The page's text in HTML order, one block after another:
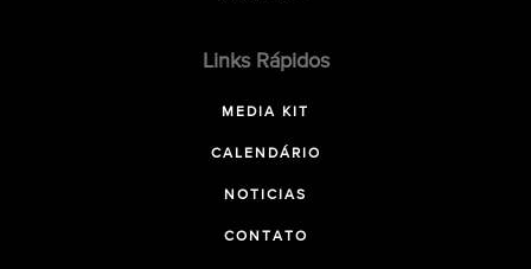
Links Rápidos
MEDIA KIT
CALENDÁRIO
NOTICIAS
CONTATO